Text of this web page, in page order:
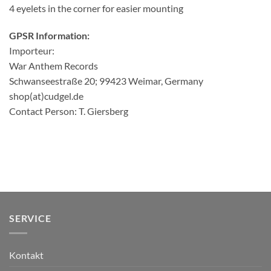
4 eyelets in the corner for easier mounting
GPSR Information:
Importeur:
War Anthem Records
Schwanseestraße 20; 99423 Weimar, Germany
shop(at)cudgel.de
Contact Person: T. Giersberg
SERVICE
Kontakt